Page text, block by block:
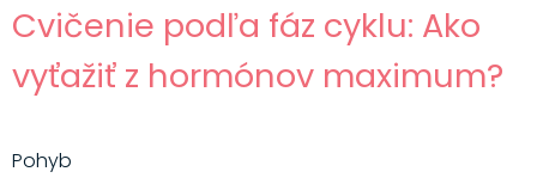
Cvičenie podľa fáz cyklu: Ako
vyťažiť z hormónov maximum?
Pohyb